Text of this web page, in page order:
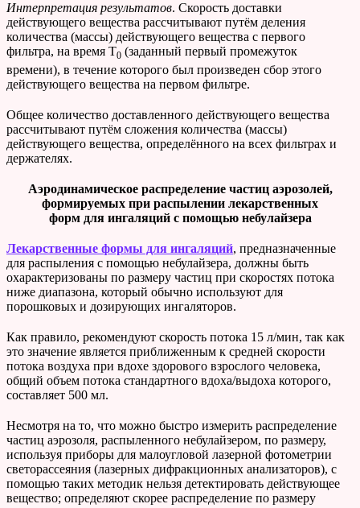
Интерпретация результатов. Скорость доставки
действующего вещества рассчитывают путём деления
количества (массы) действующего вещества с первого
фильтра, на время T0 (заданный первый промежуток
времени), в течение которого был произведен сбор этого
действующего вещества на первом фильтре.
Общее количество доставленного действующего вещества
рассчитывают путём сложения количества (массы)
действующего вещества, определённого на всех фильтрах и
держателях.
Аэродинамическое распределение частиц аэрозолей,
формируемых при распылении лекарственных
форм для ингаляций с помощью небулайзера
Лекарственные формы для ингаляций, предназначенные
для распыления с помощью небулайзера, должны быть
охарактеризованы по размеру частиц при скоростях потока
ниже диапазона, который обычно используют для
порошковых и дозирующих ингаляторов.
Как правило, рекомендуют скорость потока 15 л/мин, так как
это значение является приближенным к средней скорости
потока воздуха при вдохе здорового взрослого человека,
общий объем потока стандартного вдоха/выдоха которого,
составляет 500 мл.
Несмотря на то, что можно быстро измерить распределение
частиц аэрозоля, распыленного небулайзером, по размеру,
используя приборы для малоугловой лазерной фотометрии
светорассеяния (лазерных дифракционных анализаторов), с
помощью таких методик нельзя детектировать действующее
вещество; определяют скорее распределение по размеру